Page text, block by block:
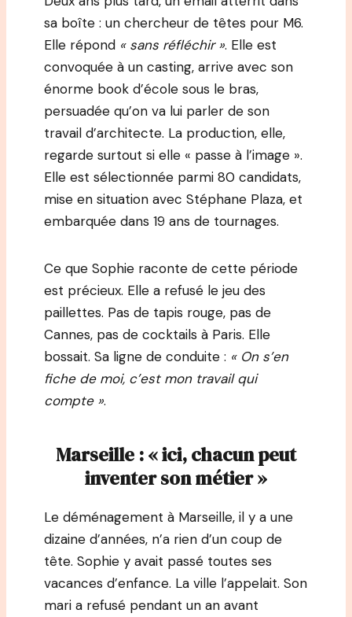
sa boîte : un chercheur de têtes pour M6.
Elle répond « sans réfléchir ». Elle est
convoquée à un casting, arrive avec son
énorme book d’école sous le bras,
persuadée qu’on va lui parler de son
travail d’architecte. La production, elle,
regarde surtout si elle « passe à l’image ».
Elle est sélectionnée parmi 80 candidats,
mise en situation avec Stéphane Plaza, et
embarquée dans 19 ans de tournages.
Ce que Sophie raconte de cette période
est précieux. Elle a refusé le jeu des
paillettes. Pas de tapis rouge, pas de
Cannes, pas de cocktails à Paris. Elle
bossait. Sa ligne de conduite : « On s’en
fiche de moi, c’est mon travail qui
compte ».
Marseille : « ici, chacun peut
inventer son métier »
Le déménagement à Marseille, il y a une
dizaine d’années, n’a rien d’un coup de
tête. Sophie y avait passé toutes ses
vacances d’enfance. La ville l’appelait. Son
mari a refusé pendant un an avant